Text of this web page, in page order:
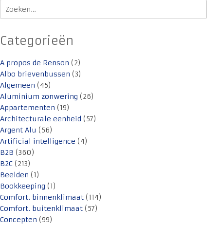
Zoeken
naar:
Categorieën
A propos de Renson (2)
Albo brievenbussen (3)
Algemeen (45)
Aluminium zonwering (26)
Appartementen (19)
Architecturale eenheid (57)
Argent Alu (56)
Artificial intelligence (4)
B2B (360)
B2C (213)
Beelden (1)
Bookkeeping (1)
Comfort. binnenklimaat (114)
Comfort. buitenklimaat (57)
Concepten (99)